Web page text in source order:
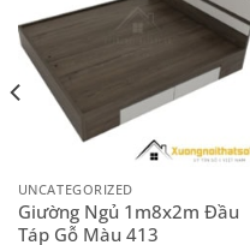
UNCATEGORIZED
Giường Ngủ 1m8x2m Đầu
Táp Gỗ Màu 413